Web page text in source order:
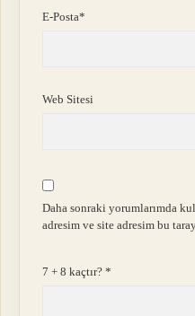
E-Posta*
Web Sitesi
Daha sonraki yorumlarımda
adresim ve site adresim bu
7 + 8 kaçtır?*